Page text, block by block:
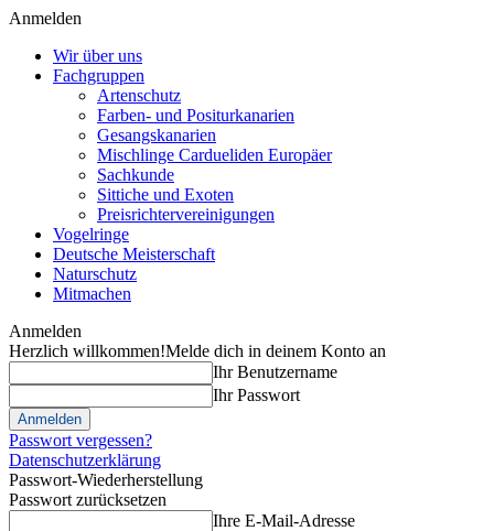
Anmelden
Wir über uns
Fachgruppen
Artenschutz
Farben- und Positurkanarien
Gesangskanarien
Mischlinge Cardueliden Europäer
Sachkunde
Sittiche und Exoten
Preisrichtervereinigungen
Vogelringe
Deutsche Meisterschaft
Naturschutz
Mitmachen
Anmelden
Herzlich willkommen!Melde dich in deinem Konto an
Ihr Benutzername
Ihr Passwort
Passwort vergessen?
Datenschutzerklärung
Passwort-Wiederherstellung
Passwort zurücksetzen
Ihre E-Mail-Adresse